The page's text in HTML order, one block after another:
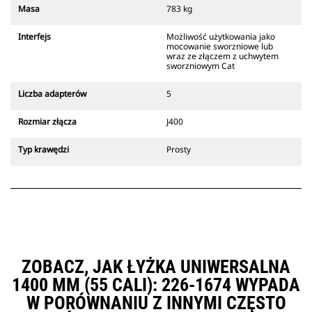
Cat są zgodne z gąsienicowymi
koparkami kołowymi. Dostępne są
również złącza o szerokościach do
kopania rowów.
systemem złączy wykorzystuje
Specjalne złącza są wyposażone w
służy do mocowania osprzętu.
Masa 783 kg
Interfejs
Możliwość użytkowania jako
mocowanie sworzniowe lub
wraz ze złączem z uchwytem
sworzniowym Cat
Liczba adapterów 5
Rozmiar złącza J400
Typ krawędzi Prosty
ZOBACZ, JAK ŁYŻKA UNIWERSALNA
1400 MM (55 CALI): 226-1674 WYPADA
W PORÓWNANIU Z INNYMI CZĘSTO